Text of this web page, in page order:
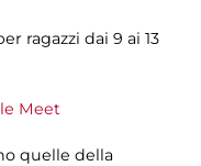
ragazzi dai 9 ai 13
Meet
quelle della